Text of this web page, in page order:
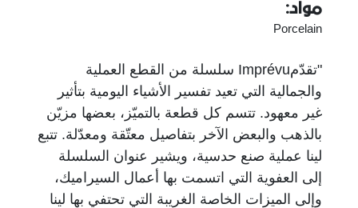
مواد:
Porcelain
"تقدّمImprévu سلسلة من القطع العملية
والجمالية التي تعيد تفسير الأشياء اليومية بتأثير
غير معهود. تتسم كل قطعة بالتميّز، بعضها مزيّن
بالذهب والبعض الآخر بتفاصيل معتّقة ومعدّلة. تتبع
لينا عملية صنع حدسية، ويشير عنوان السلسلة
إلى العفوية التي اتسمت بها أعمال السيراميك،
وإلى الميزات الخاصة الغريبة التي تحتفي بها لينا